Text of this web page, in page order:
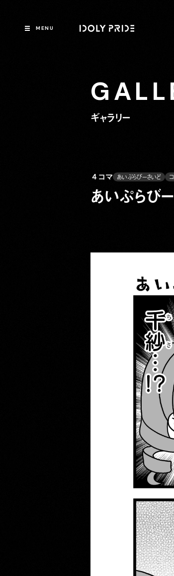
MENU
ギャラリー
４コマ あいぷらびーさいど
あいぷらび